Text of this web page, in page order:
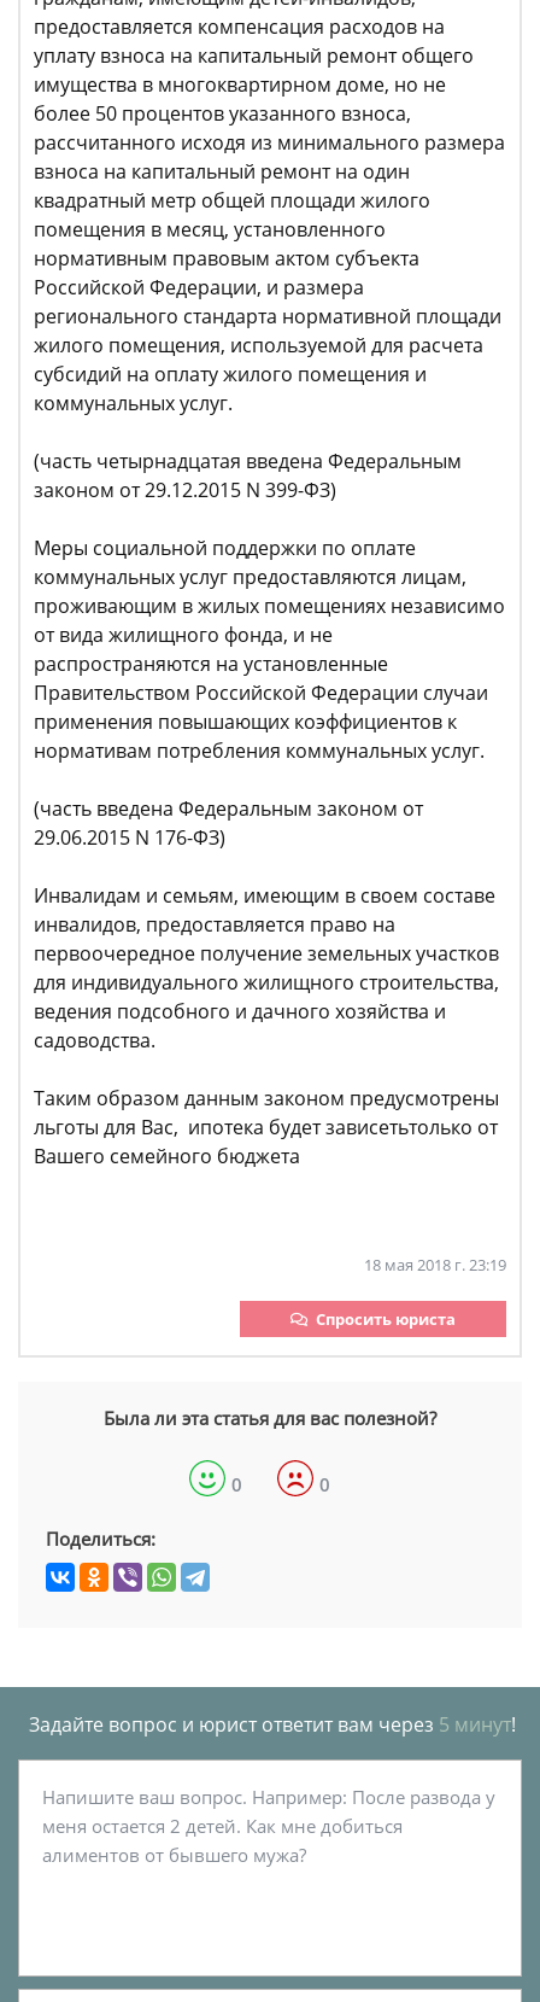
предоставляется компенсация расходов на
уплату взноса на капитальный ремонт общего
имущества в многоквартирном доме, но не
более 50 процентов указанного взноса,
рассчитанного исходя из минимального размера
взноса на капитальный ремонт на один
квадратный метр общей площади жилого
помещения в месяц, установленного
нормативным правовым актом субъекта
Российской Федерации, и размера
регионального стандарта нормативной площади
жилого помещения, используемой для расчета
субсидий на оплату жилого помещения и
коммунальных услуг.
(часть четырнадцатая введена Федеральным
законом от 29.12.2015 N 399-ФЗ)
Меры социальной поддержки по оплате
коммунальных услуг предоставляются лицам,
проживающим в жилых помещениях независимо
от вида жилищного фонда, и не
распространяются на установленные
Правительством Российской Федерации случаи
применения повышающих коэффициентов к
нормативам потребления коммунальных услуг.
(часть введена Федеральным законом от
29.06.2015 N 176-ФЗ)
Инвалидам и семьям, имеющим в своем составе
инвалидов, предоставляется право на
первоочередное получение земельных участков
для индивидуального жилищного строительства,
ведения подсобного и дачного хозяйства и
садоводства.
Таким образом данным законом предусмотрены
льготы для Вас, ипотека будет зависетьтолько от
Вашего семейного бюджета
18 мая 2018 г. 23:19
Спросить юриста
Была ли эта статья для вас полезной?
0 0
Поделиться:
Задайте вопрос и юрист ответит вам через 5 минут!